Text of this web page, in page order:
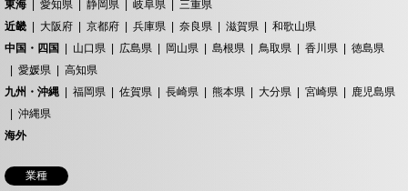
東海
愛知県 静岡県 岐阜県
三重県
近畿
大阪府 京都府 兵庫県 奈良県 滋賀県
和歌山県
中国・四国
山口県 広島県 岡山県 島根県 鳥取県 香川県
徳島県
愛媛県
高知県
九州・沖縄
福岡県 佐賀県 長崎県 熊本県 大分県 宮崎県
鹿児島県
沖縄県
海外
業種